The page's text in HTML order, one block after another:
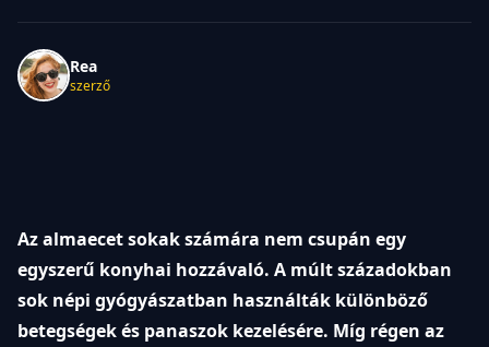
Rea
szerző
Az almaecet sokak számára nem csupán egy
egyszerű konyhai hozzávaló. A múlt századokban
sok népi gyógyászatban használták különböző
betegségek és panaszok kezelésére. Míg régen az